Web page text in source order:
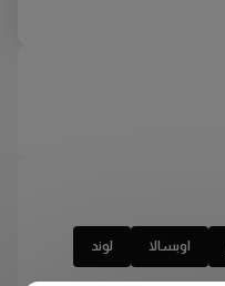
اوبسالا لوند